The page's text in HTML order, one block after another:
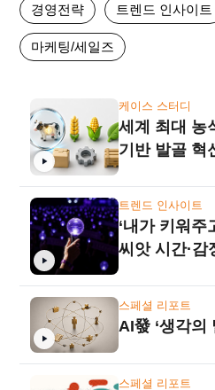
경영전략 트렌드 인사이트
마케팅/세일즈
케이스 스터디
세계 최대 농
기반 발골 혁
트렌드 인사이트
‘내가 키워주
씨앗 시간·감
스페셜 리포트
AI發 ‘생각의
스페셜 리포트